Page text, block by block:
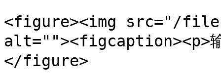
<figure><img src="/files/
alt=""><figcaption><p>
</figure>